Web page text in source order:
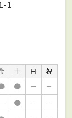
1
土 日
祝
● －
－
● －
－